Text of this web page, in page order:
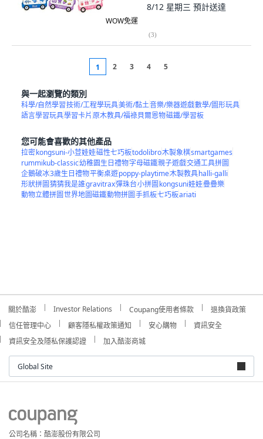
8/12 星期三 預計送達
WOW免運
(3)
1 2 3 4 5
與一起瀏覽的類別
科學/自然學習技術/工程學玩具美術/黏土音樂/樂器遊戲數學/圖形玩具
語言學習玩具學習卡片原木教具/福祿貝爾恩物磁鐵/學習板
您可能會喜歡的其他產品
拉密kongsuni-小荳娃娃磁性七巧板todolibro木製象棋smartgames
rummikub-classic幼稚園生日禮物字母磁鐵親子遊戲交通工具拼圖
企鵝破冰3歲生日禮物平衡桌遊poppy-playtime木製教具halli-galli
形狀拼圖猜猜我是誰gravitrax彈珠台小拼圖 kongsuni娃娃疊疊樂
動物立體拼圖世界地圖磁鐵動物拼圖手抓板七巧板ariati
關於酷澎 Investor Relations Coupang使用者條款
退換貨政策
信任管理中心
顧客隱私權政策通知 安心購物
資訊安全
資訊安全及隱私保護認證
加入酷澎商城
Global Site
公司名稱：酷澎股份有限公司